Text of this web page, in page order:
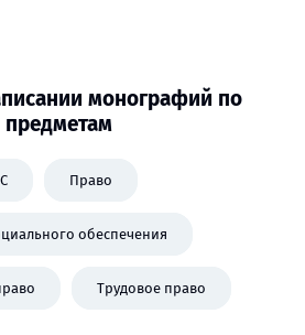
монографий по
предметам
Право
обеспечения
Трудовое право